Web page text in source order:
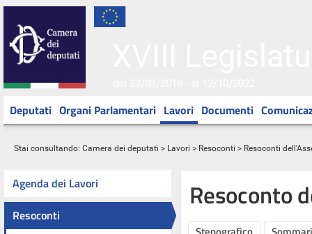
Deputati Organi Parlamentari Lavori Documenti
Stai consultando: Camera dei deputati > Lavori > Resoconti > Resoconti
Agenda dei Lavori
Resoconti
Resoconto